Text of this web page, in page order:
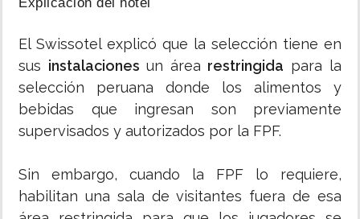
El Swissotel explicó que la selección tiene en
sus instalaciones un área restringida para la
selección peruana donde los alimentos y
bebidas que ingresan son previamente
supervisados y autorizados por la FPF.
Sin embargo, cuando la FPF lo requiere,
habilitan una sala de visitantes fuera de esa